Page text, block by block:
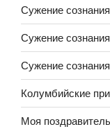
Сужение
Сужение
Сужение
Колумбийские
Моя